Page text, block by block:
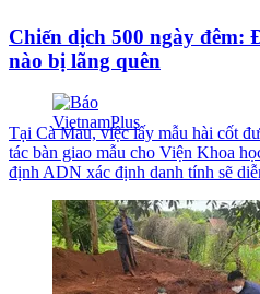
Chiến dịch 500 ngày đêm:
nào bị lãng quên
Tại Cà Mau, việc lấy mẫu hài cốt
tác bàn giao mẫu cho Viện Khoa
định ADN xác định danh tính sẽ